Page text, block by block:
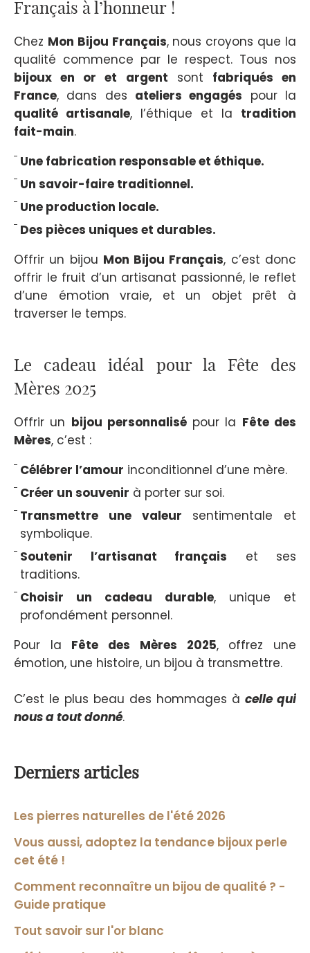
Français à l’honneur !
Chez Mon Bijou Français, nous croyons que la
qualité commence par le respect. Tous nos
bijoux en or et argent sont fabriqués en
France, dans des ateliers engagés pour la
qualité artisanale, l’éthique et la tradition
fait-main.
Une fabrication responsable et éthique.
Un savoir-faire traditionnel.
Une production locale.
Des pièces uniques et durables.
Offrir un bijou Mon Bijou Français, c’est donc
offrir le fruit d’un artisanat passionné, le reflet
d’une émotion vraie, et un objet prêt à
traverser le temps.
Le cadeau idéal pour la Fête des
Mères 2025
Offrir un bijou personnalisépour la Fête des
Mères, c’est :
Célébrer l’amour inconditionnel d’une mère.
Créer un souvenir à porter sur soi.
Transmettre une valeur sentimentale et
symbolique.
Soutenir l’artisanat français et ses
traditions.
Choisir un cadeau durable, unique et
profondément personnel.
Pour la Fête des Mères 2025, offrez une
émotion, une histoire, un bijou à transmettre.
C’est le plus beau des hommages à celle qui
nous a tout donné.
Derniers articles
Les pierres naturelles de l'été 2026
Vous aussi, adoptez la tendance bijoux perle
cet été !
Comment reconnaître un bijou de qualité ? -
Guide pratique
Tout savoir sur l'or blanc